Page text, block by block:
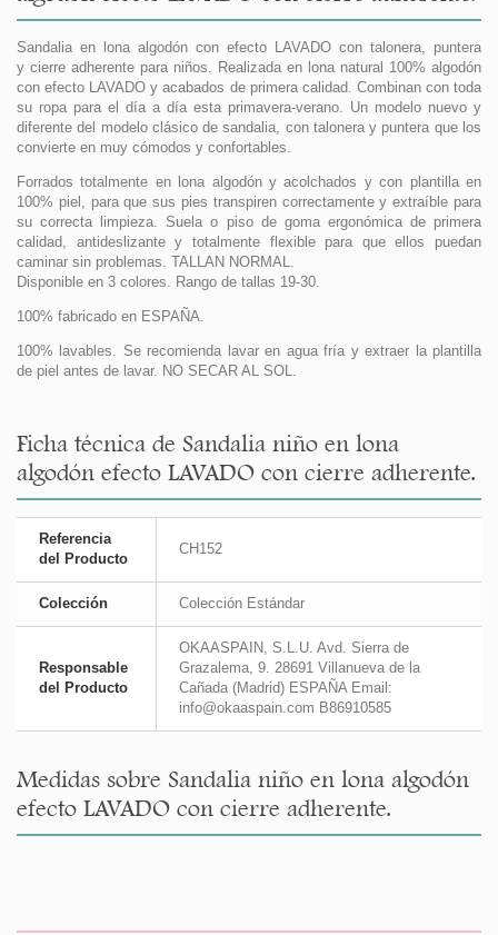
Sandalia en lona algodón con efecto LAVADO con talonera, puntera
y cierre adherente para niños. Realizada en lona natural 100% algodón
con efecto LAVADO y acabados de primera calidad. Combinan con toda
su ropa para el día a día esta primavera-verano. Un modelo nuevo y
diferente del modelo clásico de sandalia, con talonera y puntera que los
convierte en muy cómodos y confortables.
Forrados totalmente en lona algodón y acolchados y con plantilla en
100% piel, para que sus pies transpiren correctamente y extraíble para
su correcta limpieza. Suela o piso de goma ergonómica de primera
calidad, antideslizante y totalmente flexible para que ellos puedan
caminar sin problemas. TALLAN NORMAL.
Disponible en 3 colores. Rango de tallas 19-30.
100% fabricado en ESPAÑA.
100% lavables. Se recomienda lavar en agua fría y extraer la plantilla
de piel antes de lavar. NO SECAR AL SOL.
Ficha técnica de Sandalia niño en lona
algodón efecto LAVADO con cierre adherente.
Referencia
del Producto
CH152
Colección Colección Estándar
Responsable
del Producto
OKAASPAIN, S.L.U. Avd. Sierra de
Grazalema, 9. 28691 Villanueva de la
Cañada (Madrid) ESPAÑA Email:
info@okaaspain.com B86910585
Medidas sobre Sandalia niño en lona algodón
efecto LAVADO con cierre adherente.